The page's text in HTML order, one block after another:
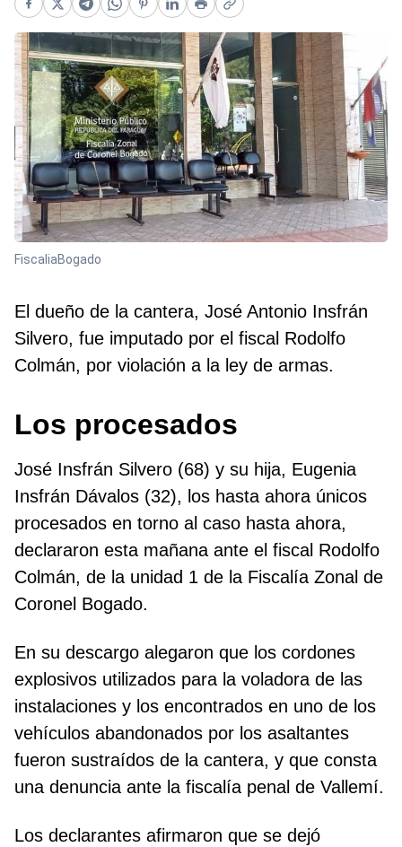
Facebook
X Telegram
WhatsApp
Pinterest
LinkedIn
PrintCopy link
FiscaliaBogado
El dueño de la cantera, José Antonio Insfrán
Silvero, fue imputado por el fiscal Rodolfo
Colmán, por violación a la ley de armas.
Los procesados
José Insfrán Silvero (68) y su hija, Eugenia
Insfrán Dávalos (32), los hasta ahora únicos
procesados en torno al caso hasta ahora,
declararon esta mañana ante el fiscal Rodolfo
Colmán, de la unidad 1 de la Fiscalía Zonal de
Coronel Bogado.
En su descargo alegaron que los cordones
explosivos utilizados para la voladora de las
instalaciones y los encontrados en uno de los
vehículos abandonados por los asaltantes
fueron sustraídos de la cantera, y que consta
una denuncia ante la fiscalía penal de Vallemí.
Los declarantes afirmaron que se dejó